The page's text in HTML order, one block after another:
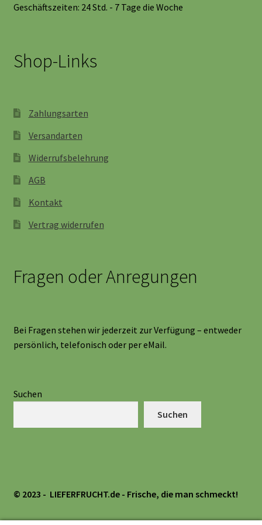
Geschäftszeiten: 24 Std. - 7 Tage die Woche
Shop-Links
Zahlungsarten
Versandarten
Widerrufsbelehrung
AGB
Kontakt
Vertrag widerrufen
Fragen oder Anregungen
Bei Fragen stehen wir jederzeit zur Verfügung – entweder
persönlich, telefonisch oder per eMail.
Suchen
Suchen
© 2023 - LIEFERFRUCHT.de - Frische, die man schmeckt!